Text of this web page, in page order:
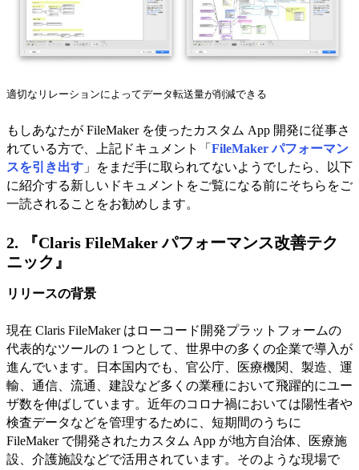
適切なリレーションによってデータ転送量が削減できる
もしあなたが FileMaker を使ったカスタム App 開発に従事さ
れている方で、上記ドキュメント「 FileMaker パフォーマン
スを引き出す 」をまだ手に取られてないようでしたら、以下
に紹介する新しいドキュメントをご覧になる前にそちらをご
一読されることをお勧めします。
2. 『Claris FileMaker パフォーマンス改善テク
ニック』
リリースの背景
現在 Claris FileMaker はローコード開発プラットフォームの
代表的なツールの 1 つとして、世界中の多くの企業で導入が
進んでいます。日本国内でも、官公庁、医療機関、製造、運
輸、通信、流通、建設など多くの業種において飛躍的にユー
ザ数を伸ばしています。近年のコロナ禍においては陽性者や
検査データなどを管理するために、短期間のうちに
FileMaker で開発されたカスタム App が地方自治体、医療施
設、介護施設などで活用されています。そのような現場で